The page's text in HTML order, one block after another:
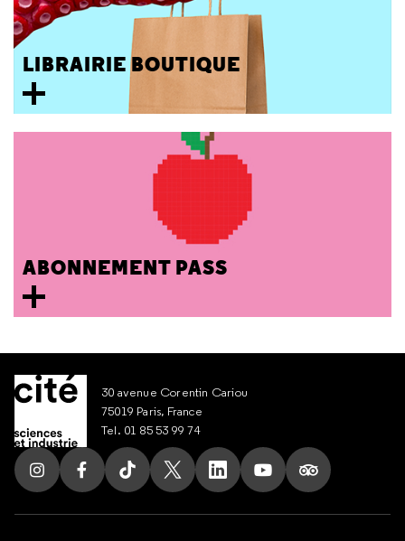
LIBRAIRIE BOUTIQUE
ABONNEMENT PASS
30 avenue Corentin Cariou
75019 Paris, France
Tel. 01 85 53 99 74
Follow us on Instagram
Follow us on Facebook
Follow us on Tik Tok
Follow us on X
Follow us on LinkedIn
Follow us on Youtube
Follow us on